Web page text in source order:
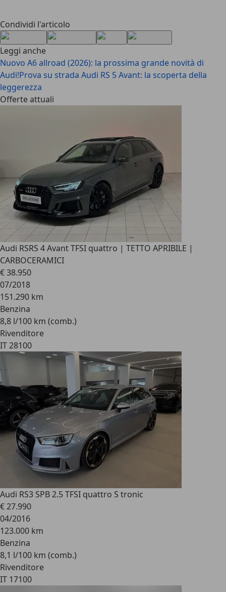
Condividi l'articolo
Leggi anche
Nuovo A6 allroad (2026): la prossima grande novità di
Audi!Prova su strada Audi RS 5 Avant: la scoperta della
leggerezza
Offerte attuali
Audi RSRS 4 Avant TFSI quattro | TETTO APRIBILE |
CARBOCERAMICI
€ 38.950
07/2018
151.290 km
Benzina
8,8 l/100 km (comb.)
Rivenditore
IT 28100
Audi RS3 SPB 2.5 TFSI quattro S tronic
€ 27.990
04/2016
123.000 km
Benzina
8,1 l/100 km (comb.)
Rivenditore
IT 17100